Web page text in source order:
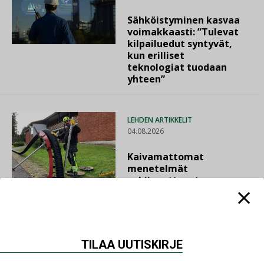
Sähköistyminen kasvaa
voimakkaasti: ”Tulevat
kilpailuedut syntyvät,
kun erilliset
teknologiat tuodaan
yhteen”
LEHDEN ARTIKKELIT
04.08.2026
Kaivamattomat
menetelmät
vakiinnuttavat
asemansa taloyhtiöissä
TILAA UUTISKIRJE